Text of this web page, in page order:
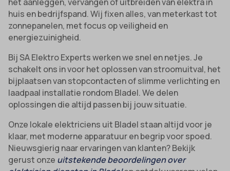
huis en bedrijfspand. Wij fixen alles, van meterkast tot
zonnepanelen, met focus op veiligheid en
energiezuinigheid.
Bij SA Elektro Experts werken we snel en netjes. Je
schakelt ons in voor het oplossen van stroomuitval, het
bijplaatsen van stopcontacten of slimme verlichting en
laadpaal installatie rondom Bladel. We delen
oplossingen die altijd passen bij jouw situatie.
Onze lokale elektriciens uit Bladel staan altijd voor je
klaar, met moderne apparatuur en begrip voor spoed.
Nieuwsgierig naar ervaringen van klanten? Bekijk
gerust onze uitstekende beoordelingen over